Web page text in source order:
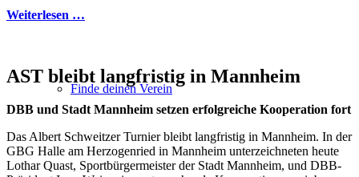
Finde deinen Verein
Weiterlesen …
AST bleibt langfristig in Mannheim
DBB und Stadt Mannheim setzen erfolgreiche Kooperation fort
Das Albert Schweitzer Turnier bleibt langfristig in Mannheim. In der
GBG Halle am Herzogenried in Mannheim unterzeichneten heute
Lothar Quast, Sportbürgermeister der Stadt Mannheim, und DBB-